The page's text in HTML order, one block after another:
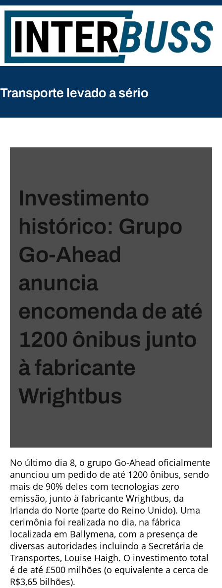
Pular
para
conteúdo
Transporte levado a sério
Investimento
histórico: Grupo
Go-Ahead
anuncia
encomenda de até
1200 ônibus junto
à fabricante
Wrightbus
No último dia 8, o grupo Go-Ahead oficialmente
anunciou um pedido de até 1200 ônibus, sendo
mais de 90% deles com tecnologias zero
emissão, junto à fabricante Wrightbus, da
Irlanda do Norte (parte do Reino Unido). Uma
cerimônia foi realizada no dia, na fábrica
localizada em Ballymena, com a presença de
diversas autoridades incluindo a Secretária de
Transportes, Louise Haigh. O investimento total
é de até £500 milhões (o equivalente a cerca de
R$3,65 bilhões).